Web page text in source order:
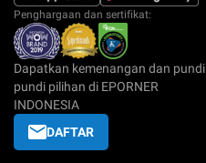
Penghargaan dan sertifikat:
Dapatkan kemenangan dan pundi
pundi pilihan di EPORNER
INDONESIA
DAFTAR